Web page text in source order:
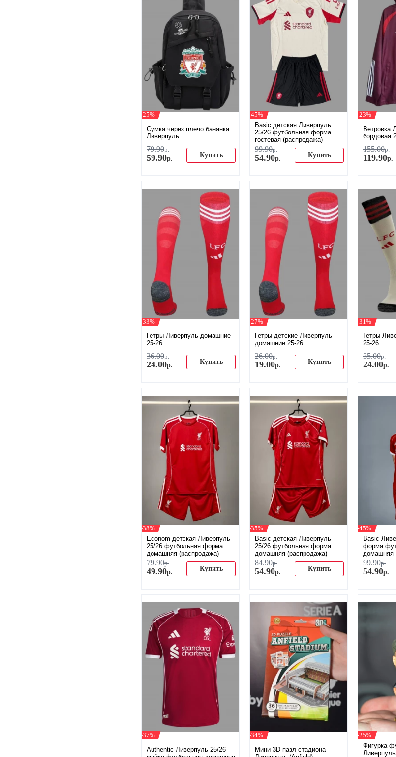
-25%
Сумка через плечо бананка
Ливерпуль
79.90р.
59.90р. Купить
-45%
Basic детская Ливерпуль
25/26 футбольная форма
гостевая (распродажа)
99.90р.
54.90р. Купить
-23%
Ветровка
бордовая
155.00р.
119.90р.
-33%
Гетры Ливерпуль домашние
25-26
36.00р.
24.00р. Купить
-27%
Гетры детские Ливерпуль
домашние 25-26
26.00р.
19.00р. Купить
-31%
Гетры
25-26
35.00р.
24.00р.
-38%
Econom детская Ливерпуль
25/26 футбольная форма
домашняя (распродажа)
79.90р.
49.90р. Купить
-35%
Basic детская Ливерпуль
25/26 футбольная форма
домашняя (распродажа)
84.90р.
54.90р. Купить
-45%
Basic
форма
домашняя
99.90р.
54.90р.
-37%
Authentic Ливерпуль 25/26
-34%
Мини 3D пазл стадиона
-25%
Фигурка